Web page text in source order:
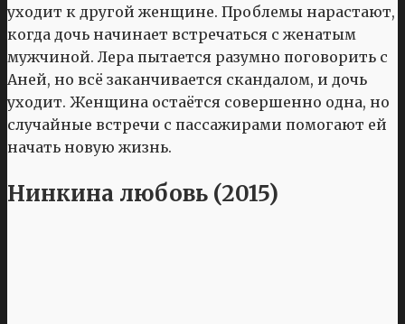
уходит к другой женщине. Проблемы нарастают,
когда дочь начинает встречаться с женатым
мужчиной. Лера пытается разумно поговорить с
Аней, но всё заканчивается скандалом, и дочь
уходит. Женщина остаётся совершенно одна, но
случайные встречи с пассажирами помогают ей
начать новую жизнь.
Нинкина любовь (2015)